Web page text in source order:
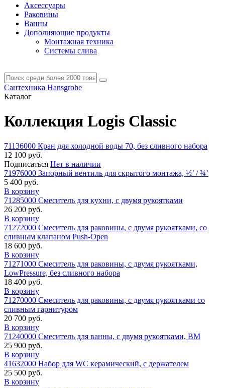
Аксессуары
Раковины
Ванны
Дополняющие продукты
Монтажная техника
Системы слива
Сантехника Hansgrohe
Каталог
Коллекция Logis Classic
71136000 Кран для холодной воды 70, без сливного набора
12 100 руб.
Подписаться Нет в наличии
71976000 Запорный вентиль для скрытого монтажа, ½’ / ¾’
5 400 руб.
В корзину
71285000 Смеситель для кухни, с двумя рукоятками
26 200 руб.
В корзину
71272000 Смеситель для раковины, с двумя рукоятками, со
сливным клапаном Push-Open
18 600 руб.
В корзину
71271000 Смеситель для раковины, с двумя рукоятками,
LowPressure, без сливного набора
18 400 руб.
В корзину
71270000 Смеситель для раковины, с двумя рукоятками со
сливным гарнитуром
20 700 руб.
В корзину
71240000 Смеситель для ванны, с двумя рукоятками, ВМ
25 900 руб.
В корзину
41632000 Набор для WC керамический, с держателем
25 500 руб.
В корзину